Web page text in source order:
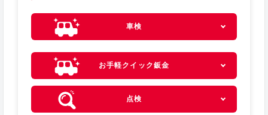
車検
お手軽クイック鈑金
点検